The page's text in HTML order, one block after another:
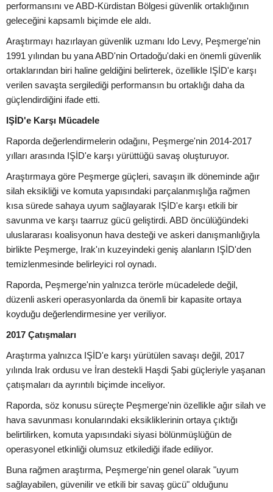
performansını ve ABD-Kürdistan Bölgesi güvenlik ortaklığının
geleceğini kapsamlı biçimde ele aldı.
Araştırmayı hazırlayan güvenlik uzmanı Ido Levy, Peşmerge'nin
1991 yılından bu yana ABD'nin Ortadoğu'daki en önemli güvenlik
ortaklarından biri haline geldiğini belirterek, özellikle IŞİD'e karşı
verilen savaşta sergilediği performansın bu ortaklığı daha da
güçlendirdiğini ifade etti.
IŞİD'e Karşı Mücadele
Raporda değerlendirmelerin odağını, Peşmerge'nin 2014-2017
yılları arasında IŞİD'e karşı yürüttüğü savaş oluşturuyor.
Araştırmaya göre Peşmerge güçleri, savaşın ilk döneminde ağır
silah eksikliği ve komuta yapısındaki parçalanmışlığa rağmen
kısa sürede sahaya uyum sağlayarak IŞİD'e karşı etkili bir
savunma ve karşı taarruz gücü geliştirdi. ABD öncülüğündeki
uluslararası koalisyonun hava desteği ve askeri danışmanlığıyla
birlikte Peşmerge, Irak'ın kuzeyindeki geniş alanların IŞİD'den
temizlenmesinde belirleyici rol oynadı.
Raporda, Peşmerge'nin yalnızca terörle mücadelede değil,
düzenli askeri operasyonlarda da önemli bir kapasite ortaya
koyduğu değerlendirmesine yer veriliyor.
2017 Çatışmaları
Araştırma yalnızca IŞİD'e karşı yürütülen savaşı değil, 2017
yılında Irak ordusu ve İran destekli Haşdi Şabi güçleriyle yaşanan
çatışmaları da ayrıntılı biçimde inceliyor.
Raporda, söz konusu süreçte Peşmerge'nin özellikle ağır silah ve
hava savunması konularındaki eksikliklerinin ortaya çıktığı
belirtilirken, komuta yapısındaki siyasi bölünmüşlüğün de
operasyonel etkinliği olumsuz etkilediği ifade ediliyor.
Buna rağmen araştırma, Peşmerge'nin genel olarak "uyum
sağlayabilen, güvenilir ve etkili bir savaş gücü" olduğunu